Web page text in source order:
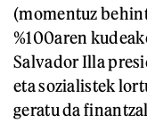
(momentuz
%100aren
Salvador Illa
eta sozialistek
geratu da